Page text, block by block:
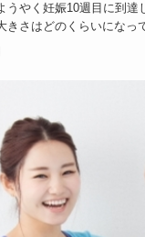
うやく妊娠10週目に到達
きさはどのくらいになっ